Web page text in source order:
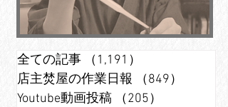
全ての記事 （1,191）
店主焚屋の作業日報
（849）
Youtube動画投稿
（205）